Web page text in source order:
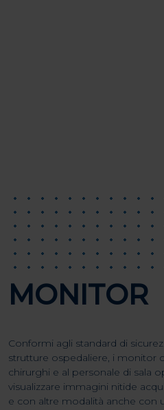
MONITOR
Conformi agli standard di
strutture ospedaliere, i monitor
chirurghi e al personale di sala
visualizzare immagini nitide
e con altre modalità anche con